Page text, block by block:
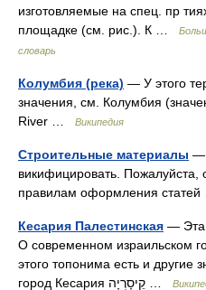
изготовляемые на спец. пр
площадке (см. рис.). К …
словарь
Колумбия (река) — У этого
значения, см. Колумбия
River …
Википедия
Строительные материалы —
викифицировать. Пожалуйста,
правилам оформления
Кесария Палестинская — Эта
О современном израильском
этого топонима есть и другие